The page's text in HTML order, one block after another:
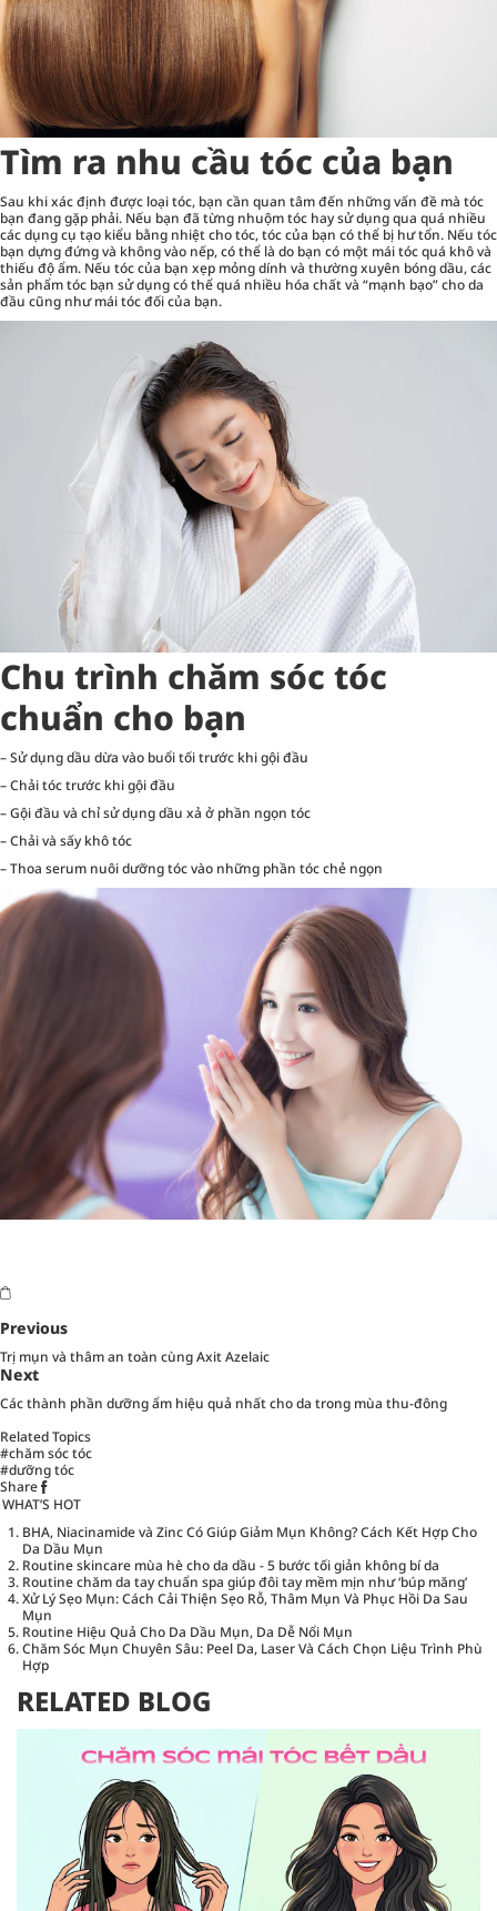
Tìm ra nhu cầu tóc của bạn
Sau khi xác định được loại tóc, bạn cần quan tâm đến những vấn đề mà tóc
bạn đang gặp phải. Nếu bạn đã từng nhuộm tóc hay sử dụng qua quá nhiều
các dụng cụ tạo kiểu bằng nhiệt cho tóc, tóc của bạn có thể bị hư tổn. Nếu tóc
bạn dựng đứng và không vào nếp, có thể là do bạn có một mái tóc quá khô và
thiếu độ ẩm. Nếu tóc của bạn xẹp mỏng dính và thường xuyên bóng dầu, các
sản phẩm tóc bạn sử dụng có thể quá nhiều hóa chất và “mạnh bạo” cho da
đầu cũng như mái tóc đối của bạn.
Chu trình chăm sóc tóc
chuẩn cho bạn
– Sử dụng dầu dừa vào buổi tối trước khi gội đầu
– Chải tóc trước khi gội đầu
– Gội đầu và chỉ sử dụng dầu xả ở phần ngọn tóc
– Chải và sấy khô tóc
– Thoa serum nuôi dưỡng tóc vào những phần tóc chẻ ngọn
Previous
Trị mụn và thâm an toàn cùng Axit Azelaic
Next
Các thành phần dưỡng ẩm hiệu quả nhất cho da trong mùa thu-đông
Related Topics
#chăm sóc tóc
#dưỡng tóc
Share
WHAT’S HOT
BHA, Niacinamide và Zinc Có Giúp Giảm Mụn Không? Cách Kết Hợp Cho
Da Dầu Mụn
Routine skincare mùa hè cho da dầu - 5 bước tối giản không bí da
Routine chăm da tay chuẩn spa giúp đôi tay mềm mịn như ‘búp măng’
Xử Lý Sẹo Mụn: Cách Cải Thiện Sẹo Rỗ, Thâm Mụn Và Phục Hồi Da Sau
Mụn
Routine Hiệu Quả Cho Da Dầu Mụn, Da Dễ Nổi Mụn
Chăm Sóc Mụn Chuyên Sâu: Peel Da, Laser Và Cách Chọn Liệu Trình Phù
Hợp
RELATED BLOG